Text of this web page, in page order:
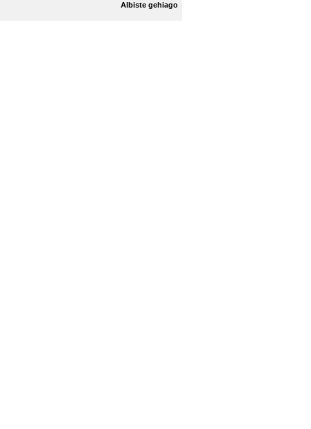
Albiste gehiago